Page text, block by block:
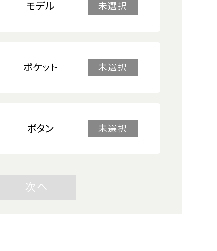
モデル 未選択
ポケット 未選択
ボタン 未選択
次へ